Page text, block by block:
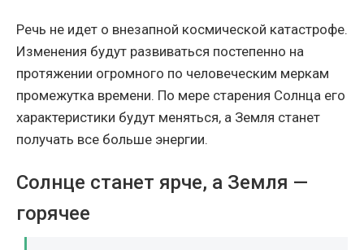
Речь не идет о внезапной космической катастрофе.
Изменения будут развиваться постепенно на
протяжении огромного по человеческим меркам
промежутка времени. По мере старения Солнца его
характеристики будут меняться, а Земля станет
получать все больше энергии.
Солнце станет ярче, а Земля —
горячее